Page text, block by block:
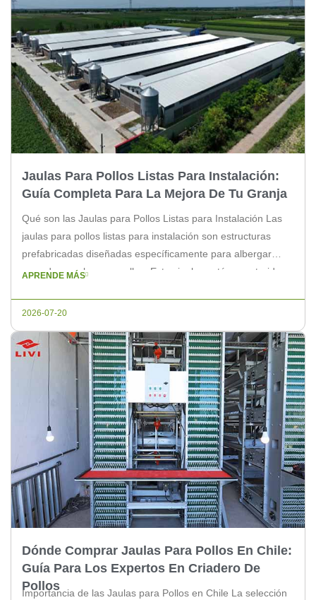
Jaulas Para Pollos Listas Para Instalación:
Guía Completa Para La Mejora De Tu Granja
Qué son las Jaulas para Pollos Listas para Instalación Las
jaulas para pollos listas para instalación son estructuras
prefabricadas diseñadas específicamente para albergar
aves de corral, como pollos. Estas jaulas están construidas
APRENDE MÁS
2026-07-20
Dónde Comprar Jaulas Para Pollos En Chile:
Guía Para Los Expertos En Criadero De
Pollos
Importancia de las Jaulas para Pollos en Chile La selección